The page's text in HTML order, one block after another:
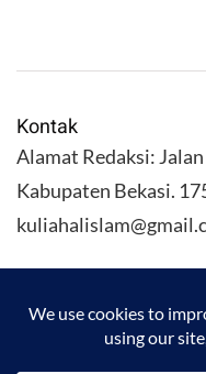
Kontak
Alamat Redaksi:
Kabupaten Bekasi.